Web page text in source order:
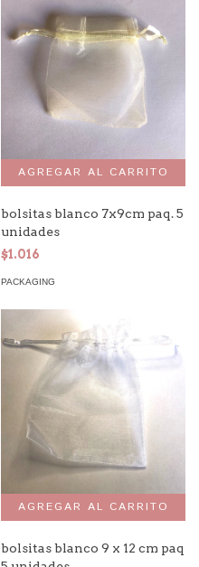
bolsitas blanco 7x9cm paq. 5
unidades
$1.016
PACKAGING
bolsitas blanco 9 x 12 cm paq